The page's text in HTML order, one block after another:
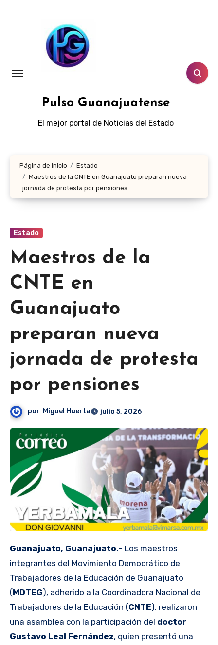
Pulso Guanajuatense
El mejor portal de Noticias del Estado
Página de inicio
Estado
Maestros de la CNTE en Guanajuato preparan nueva
jornada de protesta por pensiones
Estado
Maestros de la
CNTE en
Guanajuato
preparan nueva
jornada de protesta
por pensiones
por Miguel Huerta julio 5, 2026
Guanajuato, Guanajuato.- Los maestros
integrantes del Movimiento Democrático de
Trabajadores de la Educación de Guanajuato
(MDTEG), adherido a la Coordinadora Nacional de
Trabajadores de la Educación (CNTE), realizaron
una asamblea con la participación del doctor
Gustavo Leal Fernández, quien presentó una